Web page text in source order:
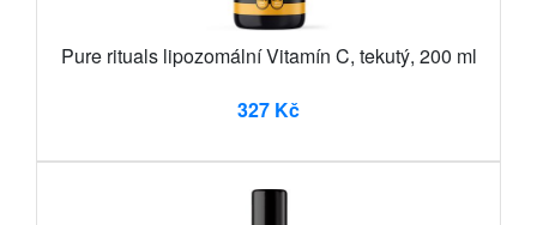
Pure rituals lipozomální Vitamín C, tekutý, 200 ml
327 Kč